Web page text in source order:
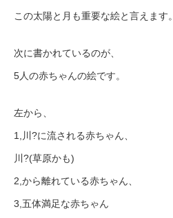
この太陽と月も重要な絵と言えます。
次に書かれているのが、
5人の赤ちゃんの絵です。
左から、
1,川?に流される赤ちゃん、
川?(草原かも)
2,から離れている赤ちゃん、
3,五体満足な赤ちゃん